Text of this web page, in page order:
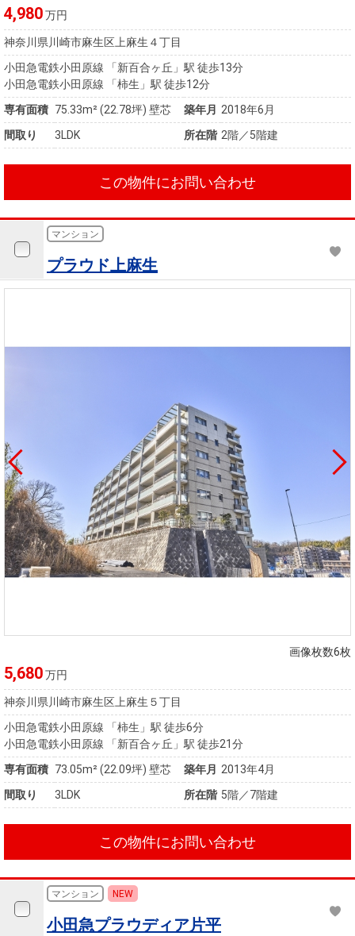
4,980万円
神奈川県川崎市麻生区上麻生４丁目
小田急電鉄小田原線 「新百合ヶ丘」駅 徒歩13分
小田急電鉄小田原線 「柿生」駅 徒歩12分
専有面積 75.33m²(22.78坪) 壁芯 築年月 2018年6月
間取り
3LDK 所在階 2階／5階建
この物件にお問い合わせ
マンション
プラウド上麻生
画像枚数6枚
5,680万円
神奈川県川崎市麻生区上麻生５丁目
小田急電鉄小田原線 「柿生」駅 徒歩6分
小田急電鉄小田原線 「新百合ヶ丘」駅 徒歩21分
専有面積 73.05m²(22.09坪) 壁芯 築年月 2013年4月
間取り
3LDK 所在階 5階／7階建
この物件にお問い合わせ
マンション NEW
小田急プラウディア片平